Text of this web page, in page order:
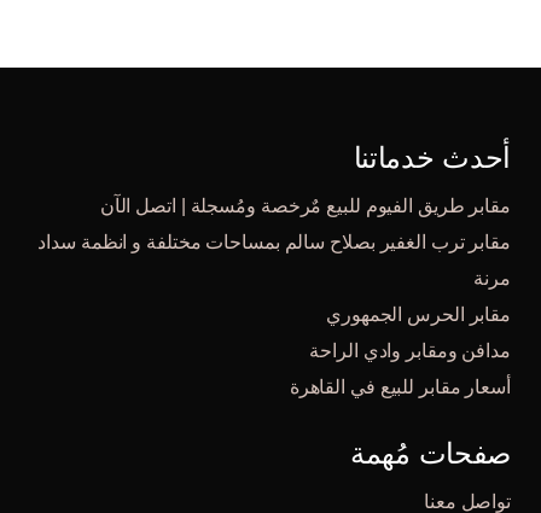
أحدث خدماتنا
مقابر طريق الفيوم للبيع مٌرخصة ومُسجلة | اتصل الآن
مقابر ترب الغفير بصلاح سالم بمساحات مختلفة و انظمة سداد
مرنة
مقابر الحرس الجمهوري
مدافن ومقابر وادي الراحة
أسعار مقابر للبيع في القاهرة
صفحات مُهمة
تواصل معنا